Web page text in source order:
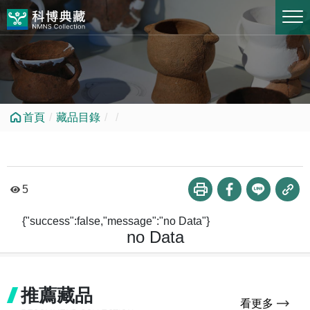
跳到中央內容區塊
首頁 藏品目錄
5
{"success":false,"message":"no Data"}
no Data
推薦藏品 看更多